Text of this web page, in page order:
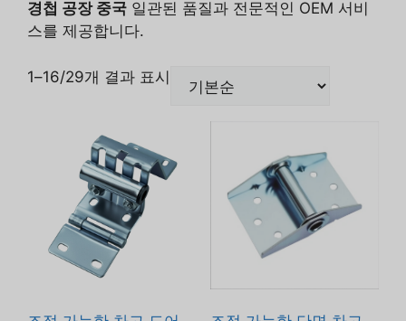
경첩 공장 중국 일관된 품질과 전문적인 OEM 서비
스를 제공합니다.
1–16/29개 결과 표시